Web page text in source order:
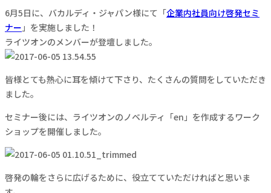
6月5日に、バカルディ・ジャパン様にて「企業内社員向け啓発セミ
ナー 」を実施しました！
ライツオンのメンバーが登壇しました。
皆様とても熱心に耳を傾けて下さり、たくさんの質問をしていただき
ました。
セミナー後には、ライツオンのノベルティ「en」を作成するワーク
ショップを開催しました。
啓発の輪をさらに広げるために、役立てていただければと思いま